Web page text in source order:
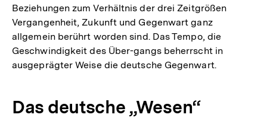
Beziehungen zum Verhältnis der drei Zeitgrößen
Vergangenheit, Zukunft und Gegenwart ganz
allgemein berührt worden sind. Das Tempo, die
Geschwindigkeit des Über-gangs beherrscht in
ausgeprägter Weise die deutsche Gegenwart.
Das deutsche „Wesen“